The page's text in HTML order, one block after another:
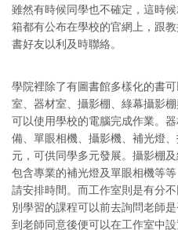
雖然有時候同學也不確定，這時
箱都有公布在學校的官網上，跟
書好友以利及時聯絡。
學院裡除了有圖書館多樣化的書
室、器材室、攝影棚、綠幕攝影
可以使用學校的電腦完成作業。
備、單眼相機、攝影機、補光燈
元，可供同學多元發展。攝影棚
包含專業的補光燈及單眼相機等
請安排時間。而工作室則是有分
別學習的課程可以前去詢問老師
到老師同意後便可以在工作室中